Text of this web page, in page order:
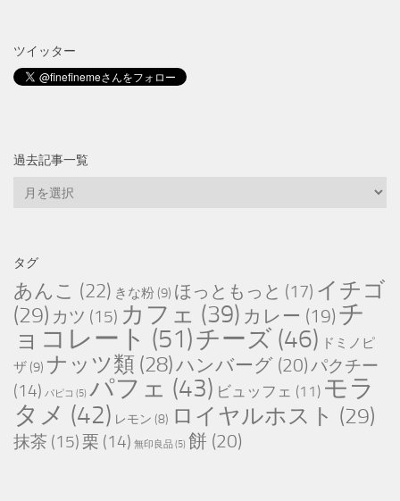
ツイッター
過去記事一覧
一
覧
タグ
あんこ (22) きな粉 (9) ほっともっと (17) イチゴ
(29) カツ (15) カフェ (39) カレー (19) チ
ョコレート (51)チーズ (46) ドミノピ
ザ (9) ナッツ類 (28)ハンバーグ (20)パクチー
(14) パピコ (5) パフェ (43) ビュッフェ (11) モラ
タメ (42) レモン (8) ロイヤルホスト (29)
抹茶 (15) 栗 (14) 無印良品 (5) 餅 (20)